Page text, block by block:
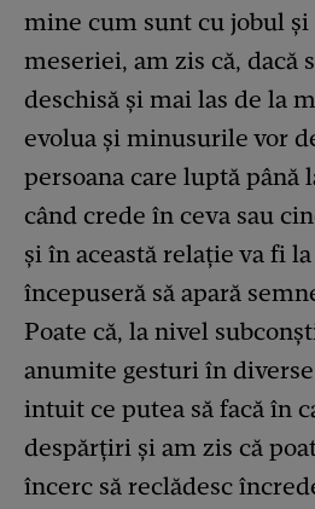
mine cum sunt cu jobul
meseriei, am zis că, dacă
deschisă și mai las de la
evolua și minusurile vor
persoana care luptă până
când crede în ceva sau
și în această relație va fi
începuseră să apară
Poate că, la nivel
anumite gesturi în
intuit ce putea să facă în
despărțiri și am zis că
încerc să reclădesc